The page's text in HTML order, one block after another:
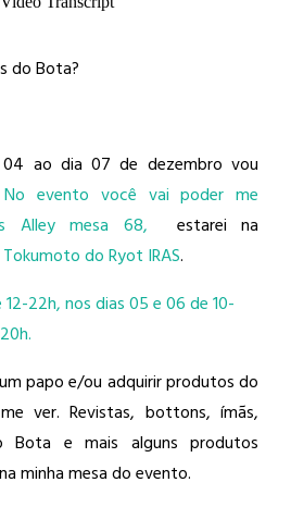
do Bota?
04 ao dia 07 de dezembro vou
No evento você vai poder me
Alley mesa 68, estarei na
do Ryot IRAS.
22h, nos dias 05 e 06 de 10-
papo e/ou adquirir produtos do
ver. Revistas, bottons, ímãs,
Bota e mais alguns produtos
minha mesa do evento.